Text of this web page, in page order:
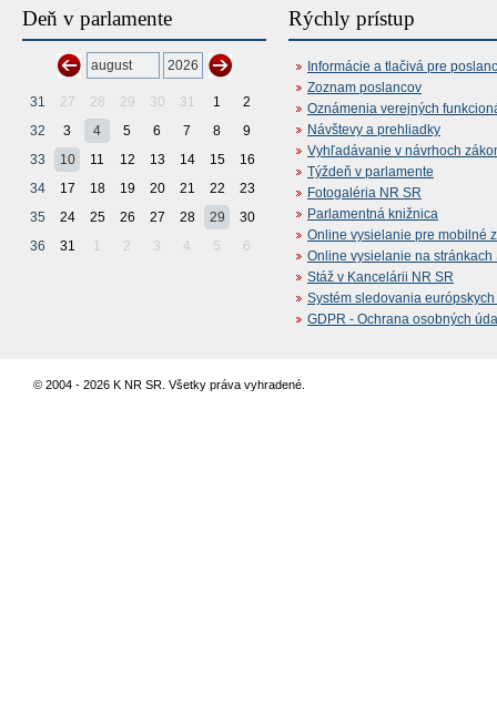
Deň v parlamente
31 27 28 29 30 31 1
2
32
3 4 5 6 7 8
9
33
10 11 12 13 14 15
16
34
17 18 19 20 21 22
23
35
24 25 26 27 28 29
30
36
31 1 2 3 4 5 6
Rýchly prístup
Informácie a tlačivá pre
Zoznam poslancov
Oznámenia verejných
Návštevy a prehliadky
Vyhľadávanie v návrhoch
Týždeň v parlamente
Fotogaléria NR SR
Parlamentná knižnica
Online vysielanie pre mobilné
Online vysielanie na stránkach
Stáž v Kancelárii NR SR
Systém sledovania
GDPR - Ochrana osobných
© 2004 - 2026 K NR SR. Všetky práva vyhradené.